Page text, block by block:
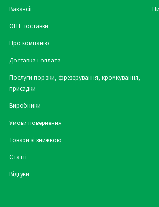
Вакансії
ОПТ поставки
Про компанію
Доставка і оплата
Послуги порізки, фрезерування, кромкування,
присадки
Виробники
Умови повернення
Товари зі знижкою
Статті
Відгуки